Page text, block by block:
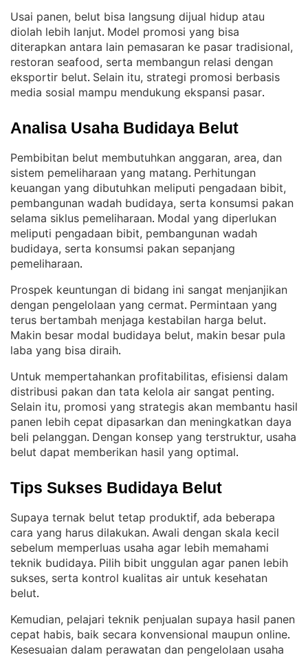
Usai panen, belut bisa langsung dijual hidup atau
diolah lebih lanjut. Model promosi yang bisa
diterapkan antara lain pemasaran ke pasar tradisional,
restoran seafood, serta membangun relasi dengan
eksportir belut. Selain itu, strategi promosi berbasis
media sosial mampu mendukung ekspansi pasar.
Analisa Usaha Budidaya Belut
Pembibitan belut membutuhkan anggaran, area, dan
sistem pemeliharaan yang matang. Perhitungan
keuangan yang dibutuhkan meliputi pengadaan bibit,
pembangunan wadah budidaya, serta konsumsi pakan
selama siklus pemeliharaan. Modal yang diperlukan
meliputi pengadaan bibit, pembangunan wadah
budidaya, serta konsumsi pakan sepanjang
pemeliharaan.
Prospek keuntungan di bidang ini sangat menjanjikan
dengan pengelolaan yang cermat. Permintaan yang
terus bertambah menjaga kestabilan harga belut
Makin besar modal budidaya belut, makin besar pula
laba yang bisa diraih.
Untuk mempertahankan profitabilitas, efisiensi dalam
distribusi pakan dan tata kelola air sangat penting
Selain itu, promosi yang strategis akan membantu hasil
panen lebih cepat dipasarkan dan meningkatkan daya
beli pelanggan. Dengan konsep yang terstruktur, usaha
belut dapat memberikan hasil yang optimal.
Tips Sukses Budidaya Belut
Supaya ternak belut tetap produktif, ada beberapa
cara yang harus dilakukan. Awali dengan skala kecil
sebelum memperluas usaha agar lebih memahami
teknik budidaya. Pilih bibit unggulan agar panen lebih
sukses, serta kontrol kualitas air untuk kesehatan
belut.
Kemudian, pelajari teknik penjualan supaya hasil panen
cepat habis, baik secara konvensional maupun online
Kesesuaian dalam perawatan dan pengelolaan usaha